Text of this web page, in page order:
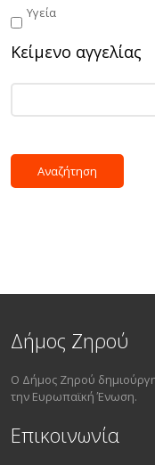
Υγεία
Κείμενο αγγελίας
Δήμος Ζηρού
Ο Δήμος Ζηρού
την Ευρωπαϊκή Ένωση.
Επικοινωνία